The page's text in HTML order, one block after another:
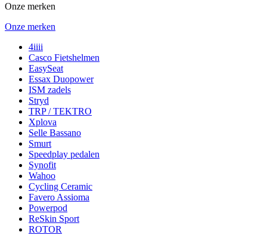
Onze merken
Onze merken
4iiii
Casco Fietshelmen
EasySeat
Essax Duopower
ISM zadels
Stryd
TRP / TEKTRO
Xplova
Selle Bassano
Smurt
Speedplay pedalen
Synofit
Wahoo
Cycling Ceramic
Favero Assioma
Powerpod
ReSkin Sport
ROTOR